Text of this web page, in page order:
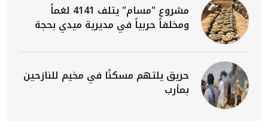
مشروع "مسام" يتلف 4141 لغماً
ومخلفاً حربياً في مديرية ميدي بحجة
حريق يلتهم مسكنًا في مخيم للنازحين
بمأرب